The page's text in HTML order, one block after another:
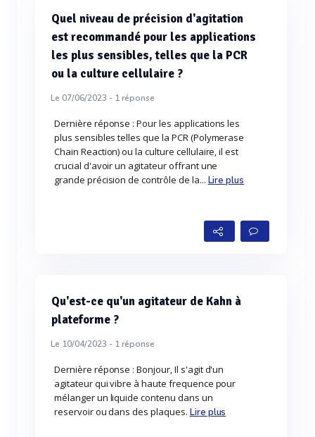
Quel niveau de précision d'agitation
est recommandé pour les applications
les plus sensibles, telles que la PCR
ou la culture cellulaire ?
Le 07/06/2023 - 1réponse
Dernière réponse : Pour les applications les
plus sensibles telles que la PCR (Polymerase
Chain Reaction) ou la culture cellulaire, il est
crucial d'avoir un agitateur offrant une
grande précision de contrôle de la... Lire plus
Qu'est-ce qu'un agitateur de Kahn à
plateforme ?
Le 10/04/2023 - 1réponse
Dernière réponse : Bonjour, Il s'agit d'un
agitateur qui vibre à haute frequence pour
mélanger un liquide contenu dans un
reservoir ou dans des plaques. Lire plus